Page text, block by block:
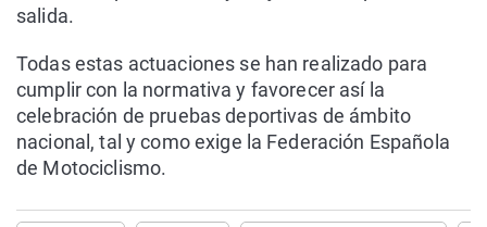
salida.
Todas estas actuaciones se han realizado para
cumplir con la normativa y favorecer así la
celebración de pruebas deportivas de ámbito
nacional, tal y como exige la Federación Española
de Motociclismo.